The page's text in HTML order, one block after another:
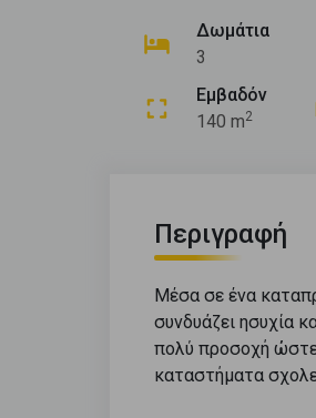
Δωμάτια
3
Εμβαδόν
140 m2
Περιγραφή
Μέσα σε ένα
συνδυάζει ησυχία
πολύ προσοχή ώστε
καταστήματα